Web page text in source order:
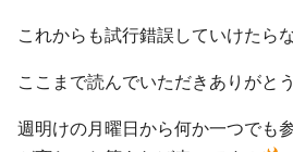
これからも試行錯誤していけたら
ここまで読んでいただきありがと
週明けの月曜日から何か一つでも